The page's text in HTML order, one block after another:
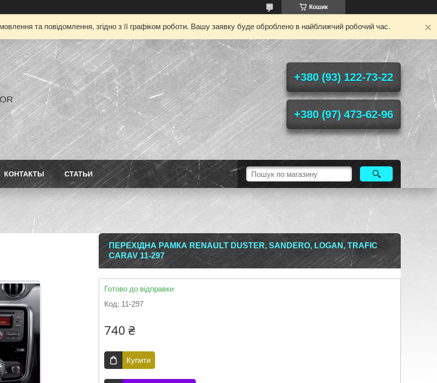
Кошик
та повідомлення, згідно з її графіком роботи. Вашу заявку буде оброблено в найближчий робочий час.
+380 (93) 122-73-22
+380 (97) 473-62-96
КОНТАКТЫ СТАТЬИ
ПЕРЕХІДНА РАМКА RENAULT DUSTER, SANDERO, LOGAN, TRAFIC
CARAV 11-297
Готово до відправки
Код: 11-297
740 ₴
Купити